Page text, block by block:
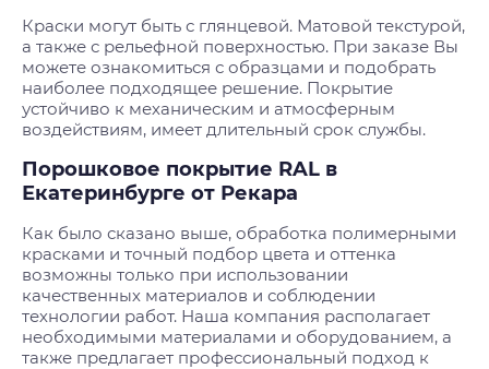
Краски могут быть с глянцевой. Матовой текстурой,
а также с рельефной поверхностью. При заказе Вы
можете ознакомиться с образцами и подобрать
наиболее подходящее решение. Покрытие
устойчиво к механическим и атмосферным
воздействиям, имеет длительный срок службы.
Порошковое покрытие RAL в
Екатеринбурге от Рекара
Как было сказано выше, обработка полимерными
красками и точный подбор цвета и оттенка
возможны только при использовании
качественных материалов и соблюдении
технологии работ. Наша компания располагает
необходимыми материалами и оборудованием, а
также предлагает профессиональный подход к